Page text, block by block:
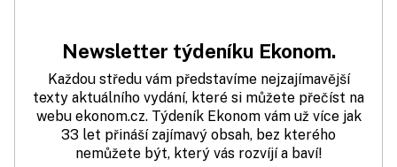
Newsletter týdeníku Ekonom.
Každou středu vám představíme nejzajímavější
texty aktuálního vydání, které si můžete přečíst na
webu ekonom.cz. Týdeník Ekonom vám už více jak
33 let přináší zajímavý obsah, bez kterého
nemůžete být, který vás rozvíjí a baví!